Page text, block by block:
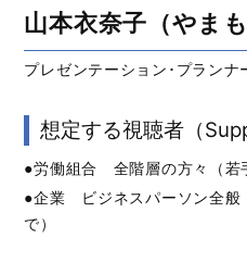
山本衣奈子（やま
プレゼンテーション･プラン
想定する視聴者（
●労働組合 全階層の方々（若
●企業 ビジネスパーソン全般
で）